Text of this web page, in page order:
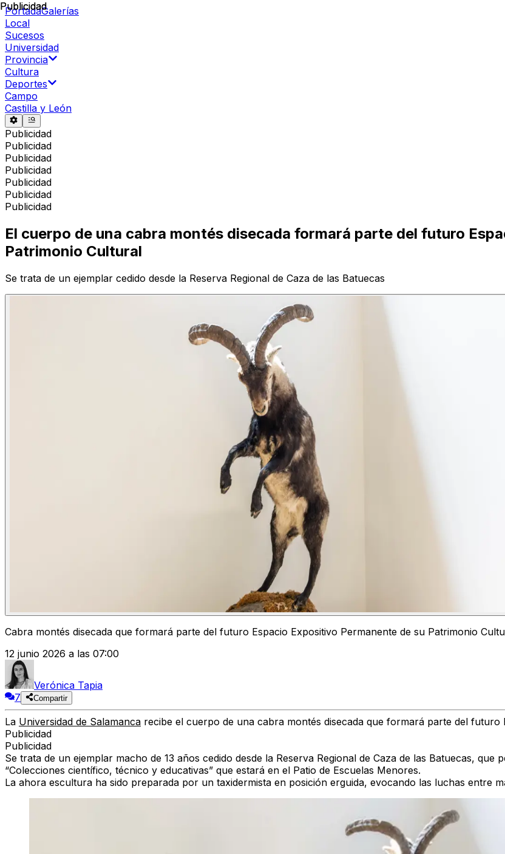
PortadaGalerías
Local
Sucesos
Universidad
Provincia
Cultura
Deportes
Campo
Castilla y León
Publicidad
Publicidad
Publicidad
Publicidad
Publicidad
Publicidad
Publicidad
Publicidad
El cuerpo de una cabra montés disecada formará parte del futuro
Patrimonio Cultural
Se trata de un ejemplar cedido desde la Reserva Regional de Caza de las Batuecas
Cabra montés disecada que formará parte del futuro Espacio Expositivo Permanente de su Patrimonio
12 junio 2026 a las 07:00
Verónica Tapia
7
Compartir
La Universidad de Salamanca recibe el cuerpo de una cabra montés disecada que formará parte del
Publicidad
Publicidad
Se trata de un ejemplar macho de 13 años cedido desde la Reserva Regional de Caza de las Batuecas,
“Colecciones científico, técnico y educativas” que estará en el Patio de Escuelas Menores.
La ahora escultura ha sido preparada por un taxidermista en posición erguida, evocando las luchas entre
Publicidad